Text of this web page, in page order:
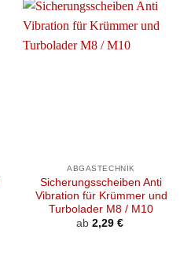
ABGASTECHNIK
Sicherungsscheiben Anti
Vibration für Krümmer und
Turbolader M8 / M10
ab 2,29 €